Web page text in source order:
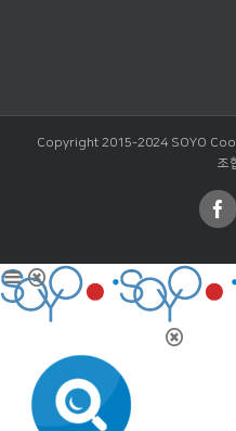
Copyright 2015-2024 SOYO
조